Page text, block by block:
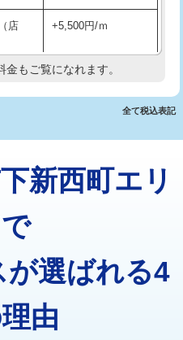
ｍ超
業） 11,000円~
66,000円
え）
27,500円
16,500円
店
+5,500円/ｍ
現地調査
33,000円
+3,300円
・修
11,000円
・修
22,000円
もご覧になれます。
全て税込表記
新西町エリ
選ばれる4
由